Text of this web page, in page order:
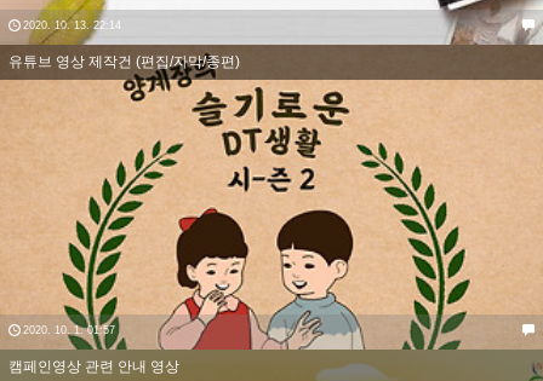
2020. 10. 13. 22:14
유튜브 영상 제작건 (편집/자막/종편)
2020. 10. 1. 01:57
캠페인영상 관련 안내 영상